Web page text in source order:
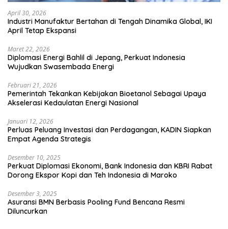
April 30, 2026
Industri Manufaktur Bertahan di Tengah Dinamika Global, IKI
April Tetap Ekspansi
Maret 22, 2026
Diplomasi Energi Bahlil di Jepang, Perkuat Indonesia
Wujudkan Swasembada Energi
Februari 21, 2026
Pemerintah Tekankan Kebijakan Bioetanol Sebagai Upaya
Akselerasi Kedaulatan Energi Nasional
Januari 12, 2026
Perluas Peluang Investasi dan Perdagangan, KADIN Siapkan
Empat Agenda Strategis
Desember 10, 2025
Perkuat Diplomasi Ekonomi, Bank Indonesia dan KBRI Rabat
Dorong Ekspor Kopi dan Teh Indonesia di Maroko
Desember 3, 2025
Asuransi BMN Berbasis Pooling Fund Bencana Resmi
Diluncurkan